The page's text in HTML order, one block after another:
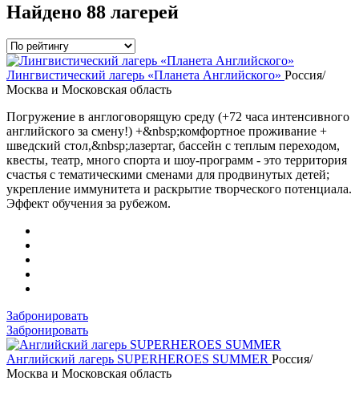
Найдено 88 лагерей
Лингвистический лагерь «Планета Английского» Россия/
Москва и Московская область
Погружение в англоговорящую среду (+72 часа интенсивного
английского за смену!) +&nbsp;комфортное проживание +
шведский стол,&nbsp;лазертаг, бассейн с теплым переходом,
квесты, театр, много спорта и шоу-программ - это территория
счастья с тематическими сменами для продвинутых детей;
укрепление иммунитета и раскрытие творческого потенциала.
Эффект обучения за рубежом.
Забронировать
Забронировать
Английский лагерь SUPERHEROES SUMMER Россия/
Москва и Московская область